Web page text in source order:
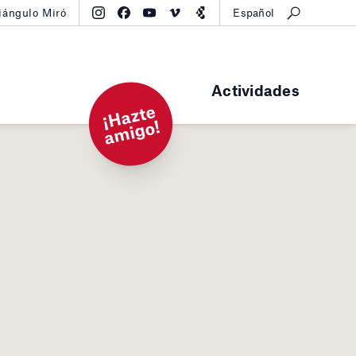
Actividades
Miró Español
¡
H
a
zt
e
a
mi
g
o!